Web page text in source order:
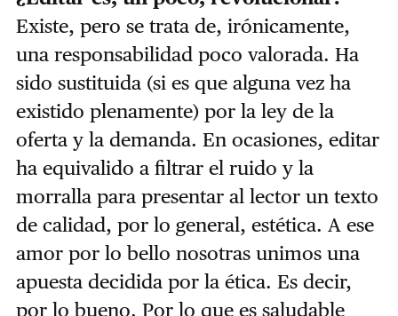
Existe, pero se trata de, irónicamente,
una responsabilidad poco valorada. Ha
sido sustituida (si es que alguna vez ha
existido plenamente) por la ley de la
oferta y la demanda. En ocasiones, editar
ha equivalido a filtrar el ruido y la
morralla para presentar al lector un texto
de calidad, por lo general, estética. A ese
amor por lo bello nosotras unimos una
apuesta decidida por la ética. Es decir,
por lo bueno. Por lo que es saludable